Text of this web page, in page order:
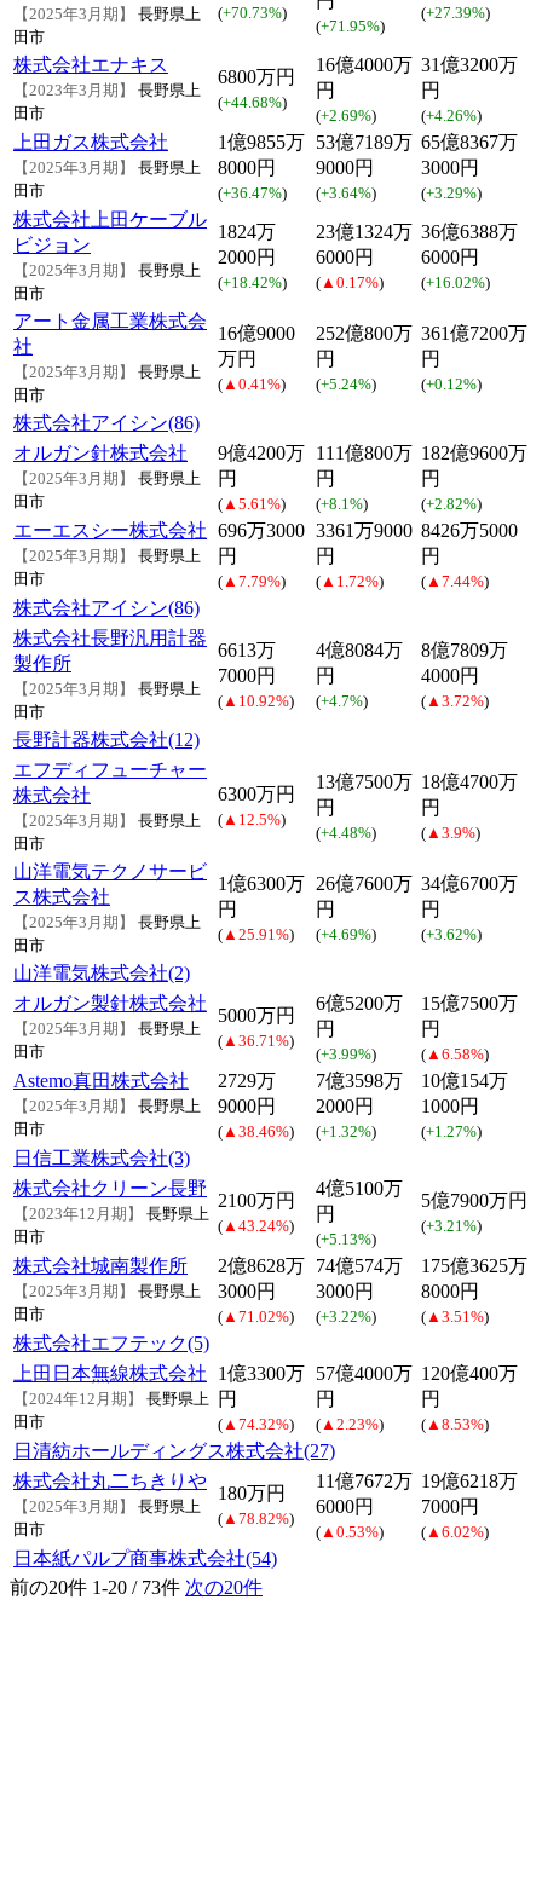
【2025年3月期】
長野県上
田市
(+70.73%)
(+71.95%)
(+27.39%)
株式会社エナキス
【2023年3月期】
長野県上
田市
6800万円
(+44.68%)
16億4000万
円
(+2.69%)
31億3200万
円
(+4.26%)
上田ガス株式会社
【2025年3月期】
長野県上
田市
1億9855万
8000円
(+36.47%)
53億7189万
9000円
(+3.64%)
65億8367万
3000円
(+3.29%)
株式会社上田ケーブル
ビジョン
【2025年3月期】
長野県上
田市
1824万
2000円
(+18.42%)
23億1324万
6000円
( ▲0.17%)
36億6388万
6000円
(+16.02%)
アート金属工業株式会
社
【2025年3月期】
長野県上
田市
16億9000
万円
( ▲0.41%)
252億800万
円
(+5.24%)
361億7200万
円
(+0.12%)
株式会社アイシン(86)
オルガン針株式会社
【2025年3月期】
長野県上
田市
9億4200万
円
( ▲5.61%)
111億800万
円
(+8.1%)
182億9600万
円
(+2.82%)
エーエスシー株式会社
【2025年3月期】
長野県上
田市
696万3000
円
( ▲7.79%)
3361万9000
円
( ▲1.72%)
8426万5000
円
( ▲7.44%)
株式会社アイシン(86)
株式会社長野汎用計器
製作所
【2025年3月期】
長野県上
田市
6613万
7000円
( ▲10.92%)
4億8084万
円
(+4.7%)
8億7809万
4000円
( ▲3.72%)
長野計器株式会社(12)
エフディフューチャー
株式会社
【2025年3月期】
長野県上
田市
6300万円
( ▲12.5%)
13億7500万
円
(+4.48%)
18億4700万
円
( ▲3.9%)
山洋電気テクノサービ
ス株式会社
【2025年3月期】
長野県上
田市
1億6300万
円
( ▲25.91%)
26億7600万
円
(+4.69%)
34億6700万
円
(+3.62%)
山洋電気株式会社(2)
オルガン製針株式会社
【2025年3月期】
長野県上
田市
5000万円
( ▲36.71%)
6億5200万
円
(+3.99%)
15億7500万
円
( ▲6.58%)
Astemo真田株式会社
【2025年3月期】
長野県上
田市
2729万
9000円
( ▲38.46%)
7億3598万
2000円
(+1.32%)
10億154万
1000円
(+1.27%)
日信工業株式会社(3)
株式会社クリーン長野
【2023年12月期】
長野県上
田市
2100万円
( ▲43.24%)
4億5100万
円
(+5.13%)
5億7900万円
(+3.21%)
株式会社城南製作所
【2025年3月期】
長野県上
田市
2億8628万
3000円
( ▲71.02%)
74億574万
3000円
(+3.22%)
175億3625万
8000円
( ▲3.51%)
株式会社エフテック(5)
上田日本無線株式会社
【2024年12月期】
長野県上
田市
1億3300万
円
( ▲74.32%)
57億4000万
円
( ▲2.23%)
120億400万
円
( ▲8.53%)
日清紡ホールディングス株式会社(27)
株式会社丸二ちきりや
【2025年3月期】
長野県上
田市
180万円
( ▲78.82%)
11億7672万
6000円
( ▲0.53%)
19億6218万
7000円
( ▲6.02%)
日本紙パルプ商事株式会社(54)
前の20件 1-20 / 73件 次の20件